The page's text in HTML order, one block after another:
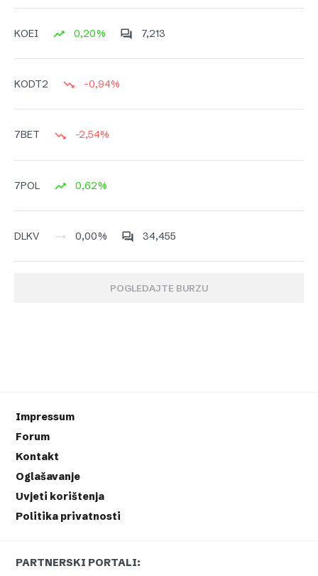
KOEI 0,20% 7,213
KODT2 -0,94%
7BET -2,54%
7POL 0,62%
DLKV 0,00% 34,455
POGLEDAJTE BURZU
Impressum
Forum
Kontakt
Oglašavanje
Uvjeti korištenja
Politika privatnosti
PARTNERSKI PORTALI: